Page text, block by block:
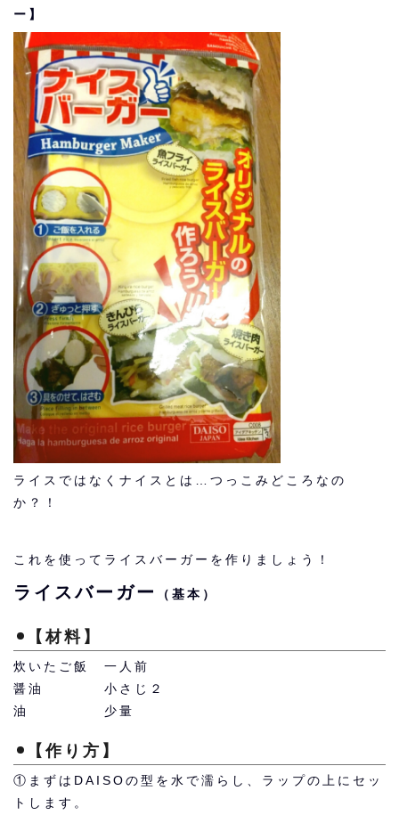
ー】
ライスではなくナイスとは…つっこみどころなの
か？！
これを使ってライスバーガーを作りましょう！
ライスバーガー （基本）
【材料】
炊いたご飯 一人前
醤油 小さじ２
油 少量
【作り方】
①まずはDAISOの型を水で濡らし、ラップの上にセッ
トします。